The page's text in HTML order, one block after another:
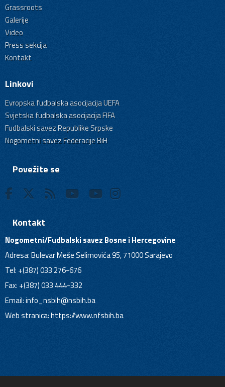
Grassroots
Galerije
Video
Press sekcija
Kontakt
Linkovi
Evropska fudbalska asocijacija UEFA
Svjetska fudbalska asocijacija FIFA
Fudbalski savez Republike Srpske
Nogometni savez Federacije BiH
Povežite se
Kontakt
Nogometni/Fudbalski savez Bosne i Hercegovine
Adresa: Bulevar Meše Selimovića 95, 71000 Sarajevo
Tel: +(387) 033 276-676
Fax: +(387) 033 444-332
Email:info_nsbih@nsbih.ba
Web stranica: https://www.nfsbih.ba